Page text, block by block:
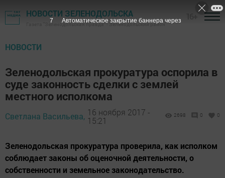
НОВОСТИ ЗЕЛЕНОДОЛЬСКА
Газета "Зеленодольская правда" - Зеленодольский район
НОВОСТИ
Зеленодольская прокуратура оспорила в
суде законность сделки с землей
местного исполкома
Светлана Васильева, 16 ноября 2017 -
15:21
2698 0 0
Зеленодольская прокуратура проверила, как исполком
соблюдает законы об оценочной деятельности, о
собственности и земельное законодательство.
6 Автоматическое закрытие баннера через